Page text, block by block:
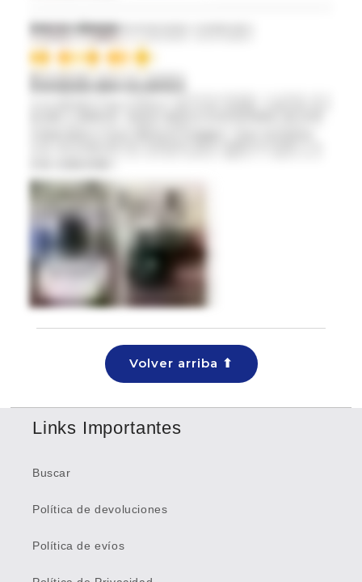
Volver arriba ⬆
Links Importantes
Buscar
Política de devoluciones
Política de evíos